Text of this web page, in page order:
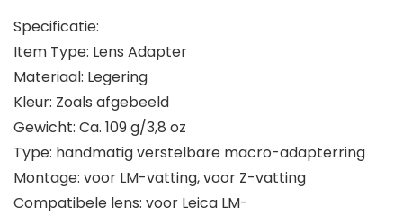
Specificatie:
Item Type: Lens Adapter
Materiaal: Legering
Kleur: Zoals afgebeeld
Gewicht: Ca. 109 g/3,8 oz
Type: handmatig verstelbare macro-adapterring
Montage: voor LM-vatting, voor Z-vatting
Compatibele lens: voor Leica LM-